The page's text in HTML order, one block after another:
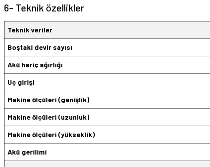
6- Teknik özellikler
Teknik veriler
Boştaki devir sayısı
Akü hariç ağırlığı
Uç girişi
Makine ölçüleri (genişlik)
Makine ölçüleri (uzunluk)
Makine ölçüleri (yükseklik)
Akü gerilimi